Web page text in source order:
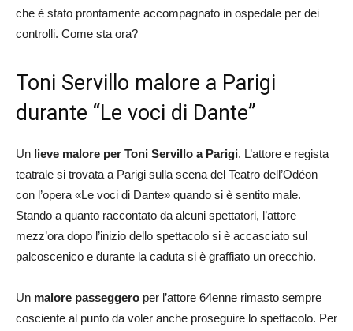
che è stato prontamente accompagnato in ospedale per dei
controlli. Come sta ora?
Toni Servillo malore a Parigi
durante “Le voci di Dante”
Un lieve malore per Toni Servillo a Parigi. L’attore e regista
teatrale si trovata a Parigi sulla scena del Teatro dell’Odéon
con l’opera «Le voci di Dante» quando si è sentito male.
Stando a quanto raccontato da alcuni spettatori, l’attore
mezz’ora dopo l’inizio dello spettacolo si è accasciato sul
palcoscenico e durante la caduta si è graffiato un orecchio.
Un malore passeggero per l’attore 64enne rimasto sempre
cosciente al punto da voler anche proseguire lo spettacolo. Per